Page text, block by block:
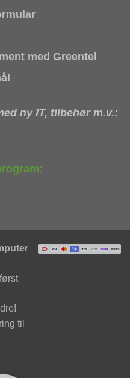
med Greentel
ny IT, tilbehør m.v.:
til